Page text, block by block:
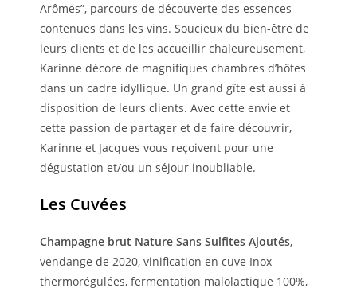
Arômes”, parcours de découverte des essences
contenues dans les vins. Soucieux du bien-être de
leurs clients et de les accueillir chaleureusement,
Karinne décore de magnifiques chambres d’hôtes
dans un cadre idyllique. Un grand gîte est aussi à
disposition de leurs clients. Avec cette envie et
cette passion de partager et de faire découvrir,
Karinne et Jacques vous reçoivent pour une
dégustation et/ou un séjour inoubliable.
Les Cuvées
Champagne brut Nature Sans Sulfites Ajoutés,
vendange de 2020, vinification en cuve Inox
thermorégulées, fermentation malolactique 100%,